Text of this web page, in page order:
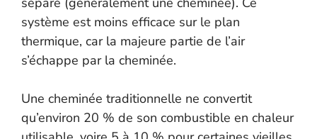
système est moins efficace sur le plan
thermique, car la majeure partie de l’air
s’échappe par la cheminée.
Une cheminée traditionnelle ne convertit
qu’environ 20 % de son combustible en chaleur